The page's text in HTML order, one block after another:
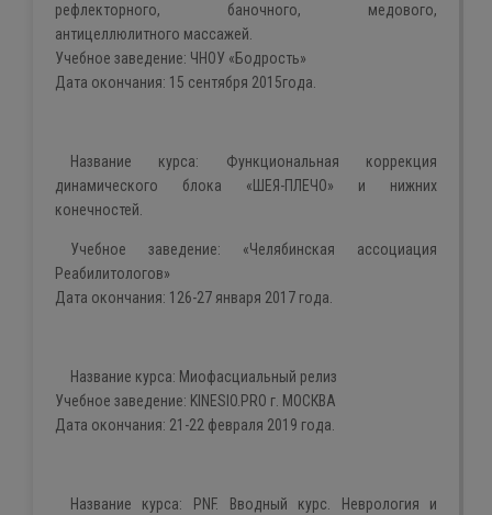
рефлекторного, баночного, медового,
антицеллюлитного массажей.
Учебное заведение: ЧНОУ «Бодрость»
Дата окончания: 15 сентября 2015года.
Название курса:
Функциональная коррекция
динамического блока «ШЕЯ-ПЛЕЧО» и нижних
конечностей.
Учебное заведение: «Челябинская ассоциация
Реабилитологов»
Дата окончания: 126-27 января 2017 года.
Название курса: Миофасциальный релиз
Учебное заведение: KINESIO. PRO г. МОСКВА
Дата окончания: 21-22 февраля 2019 года
Название курса: PNF.
Вводный курс. Неврология и